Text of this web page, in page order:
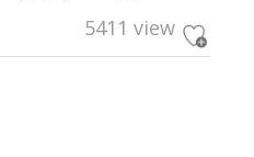
5411 view